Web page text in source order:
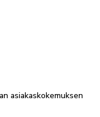
asiakaskokemuksen